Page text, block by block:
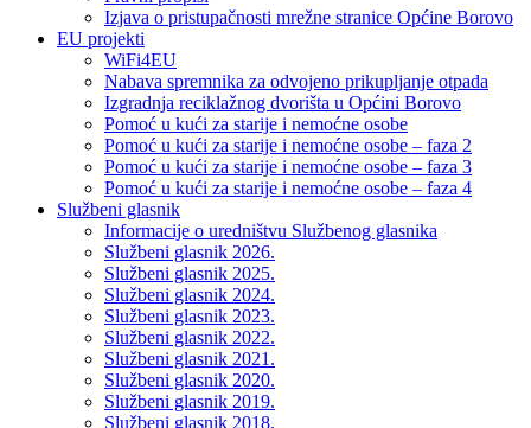
Izjava o pristupačnosti mrežne stranice Općine Borovo
EU projekti
WiFi4EU
Nabava spremnika za odvojeno prikupljanje otpada
Izgradnja reciklažnog dvorišta u Općini Borovo
Pomoć u kući za starije i nemoćne osobe
Pomoć u kući za starije i nemoćne osobe – faza 2
Pomoć u kući za starije i nemoćne osobe – faza 3
Pomoć u kući za starije i nemoćne osobe – faza 4
Službeni glasnik
Informacije o uredništvu Službenog glasnika
Službeni glasnik 2026.
Službeni glasnik 2025.
Službeni glasnik 2024.
Službeni glasnik 2023.
Službeni glasnik 2022.
Službeni glasnik 2021.
Službeni glasnik 2020.
Službeni glasnik 2019.
Službeni glasnik 2018.